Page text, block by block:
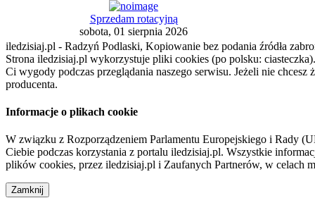
Sprzedam rotacyjną
sobota, 01 sierpnia 2026
iledzisiaj.pl - Radzyń Podlaski, Kopiowanie bez podania źródła
Strona iledzisiaj.pl wykorzystuje pliki cookies (po polsku:
Ci wygody podczas przeglądania naszego serwisu. Jeżeli nie
producenta.
Informacje o plikach cookie
W związku z Rozporządzeniem Parlamentu Europejskiego i Rady
Ciebie podczas korzystania z portalu iledzisiaj.pl. Wszystkie
plików cookies, przez iledzisiaj.pl i Zaufanych Partnerów, w celach